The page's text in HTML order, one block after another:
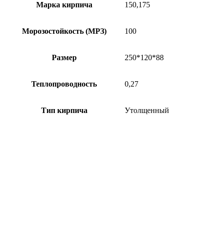
Марка кирпича 150,175
Морозостойкость (МРЗ) 100
Размер 250*120*88
Теплопроводность 0,27
Тип кирпича Утолщенный